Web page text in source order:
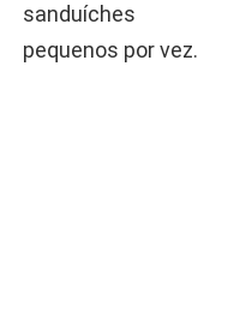
sanduíches
pequenos por vez.